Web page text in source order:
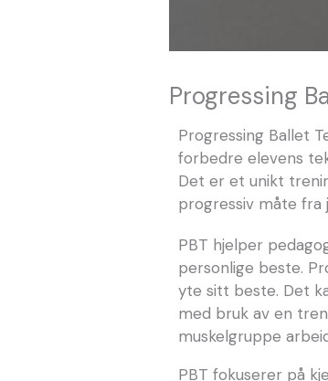
Progressing
Progressing Ballet
forbedre elevens
Det er et unikt
progressiv måte fra
PBT hjelper
personlige beste.
yte sitt beste. Det
med bruk av en
muskelgruppe
PBT fokuserer på